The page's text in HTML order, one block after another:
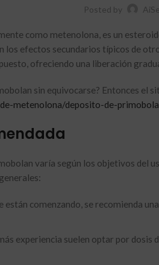
Posted by
como metenolona, es un
efectos secundarios típicos de
ofreciendo una liberación
sin equivocarse? Entonces el
metenolona/deposito-de-
varía según los objetivos del
están comenzando, se recomienda
experiencia suelen optar por